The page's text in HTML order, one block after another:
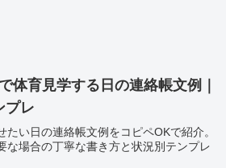
体育見学する日の連絡帳文例｜
プレ
い日の連絡帳文例をコピペOKで紹介。
な場合の丁寧な書き方と状況別テンプレ